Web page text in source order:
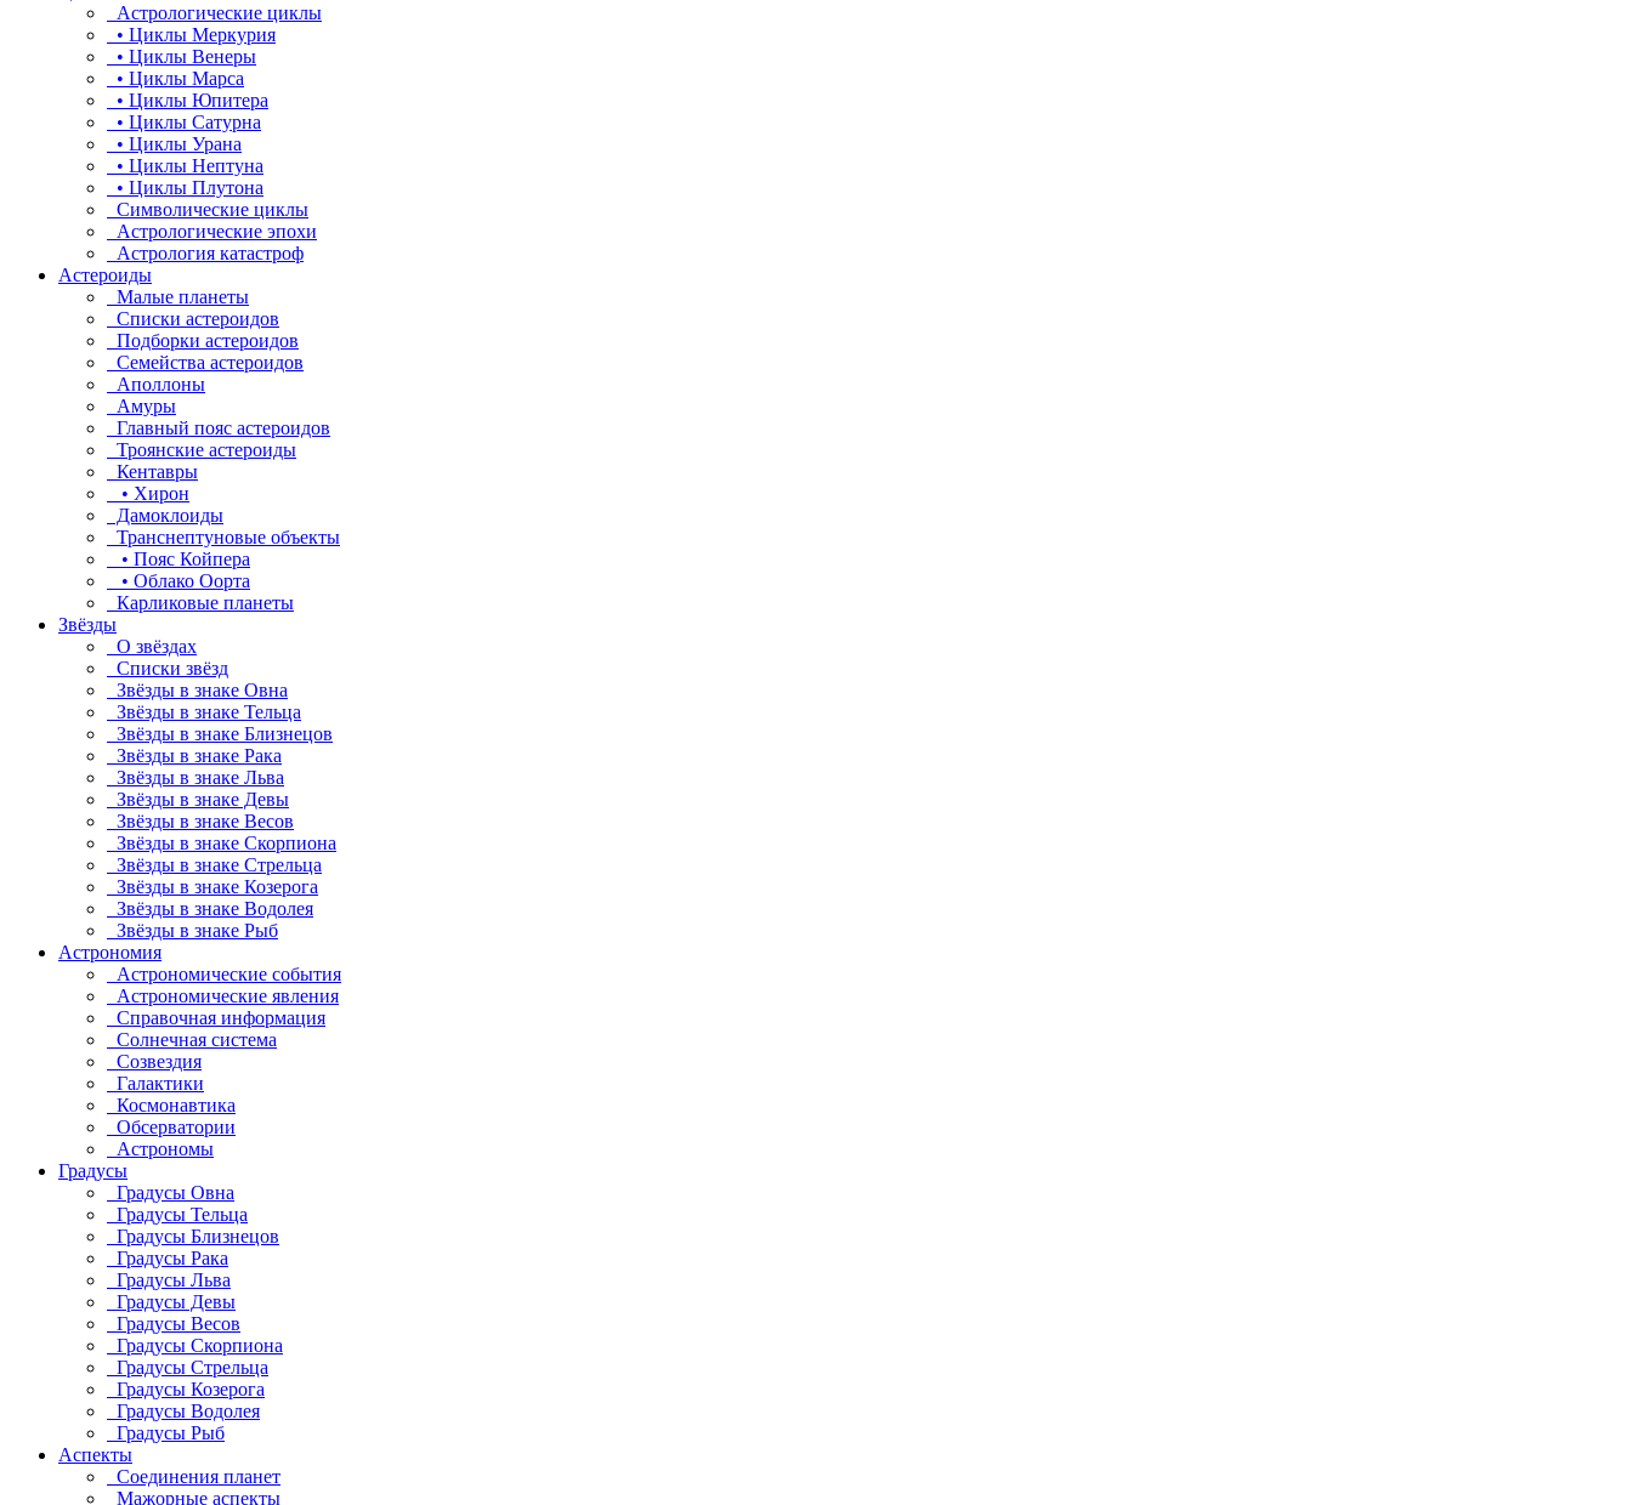
Астрологические циклы
• Циклы Меркурия
• Циклы Венеры
• Циклы Марса
• Циклы Юпитера
• Циклы Сатурна
• Циклы Урана
• Циклы Нептуна
• Циклы Плутона
Символические циклы
Астрологические эпохи
Астрология катастроф
Астероиды
Малые планеты
Списки астероидов
Подборки астероидов
Семейства астероидов
Аполлоны
Амуры
Главный пояс астероидов
Троянские астероиды
Кентавры
• Хирон
Дамоклоиды
Транснептуновые объекты
• Пояс Койпера
• Облако Оорта
Карликовые планеты
Звёзды
О звёздах
Списки звёзд
Звёзды в знаке Овна
Звёзды в знаке Тельца
Звёзды в знаке Близнецов
Звёзды в знаке Рака
Звёзды в знаке Льва
Звёзды в знаке Девы
Звёзды в знаке Весов
Звёзды в знаке Скорпиона
Звёзды в знаке Стрельца
Звёзды в знаке Козерога
Звёзды в знаке Водолея
Звёзды в знаке Рыб
Астрономия
Астрономические события
Астрономические явления
Справочная информация
Солнечная система
Созвездия
Галактики
Космонавтика
Обсерватории
Астрономы
Градусы
Градусы Овна
Градусы Тельца
Градусы Близнецов
Градусы Рака
Градусы Льва
Градусы Девы
Градусы Весов
Градусы Скорпиона
Градусы Стрельца
Градусы Козерога
Градусы Водолея
Градусы Рыб
Аспекты
Соединения планет
Мажорные аспекты